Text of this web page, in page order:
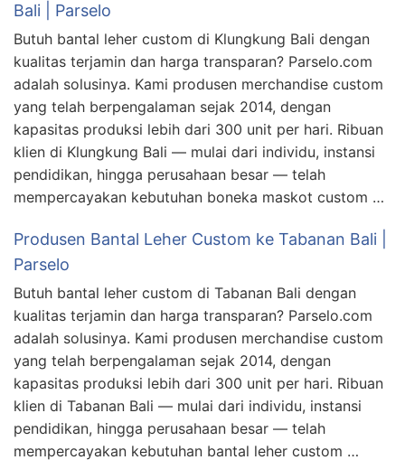
Bali | Parselo
Butuh bantal leher custom di Klungkung Bali dengan
kualitas terjamin dan harga transparan? Parselo.com
adalah solusinya. Kami produsen merchandise custom
yang telah berpengalaman sejak 2014, dengan
kapasitas produksi lebih dari 300 unit per hari. Ribuan
klien di Klungkung Bali — mulai dari individu, instansi
pendidikan, hingga perusahaan besar — telah
mempercayakan kebutuhan boneka maskot custom …
Produsen Bantal Leher Custom ke Tabanan Bali |
Parselo
Butuh bantal leher custom di Tabanan Bali dengan
kualitas terjamin dan harga transparan? Parselo.com
adalah solusinya. Kami produsen merchandise custom
yang telah berpengalaman sejak 2014, dengan
kapasitas produksi lebih dari 300 unit per hari. Ribuan
klien di Tabanan Bali — mulai dari individu, instansi
pendidikan, hingga perusahaan besar — telah
mempercayakan kebutuhan bantal leher custom …